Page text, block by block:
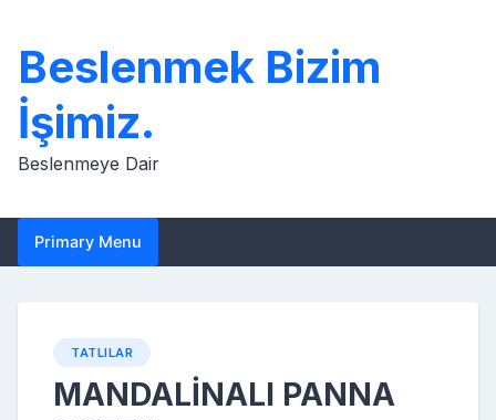
content
Beslenmek Bizim
İşimiz.
Beslenmeye Dair
Primary Menu
TATLILAR
MANDALİNALI PANNA